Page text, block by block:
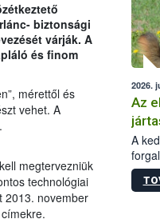
biztonsági
várják. A
és finom
mérettől és
vehet. A
megtervezniük
technológiai
2013. november
2026.
Az
A